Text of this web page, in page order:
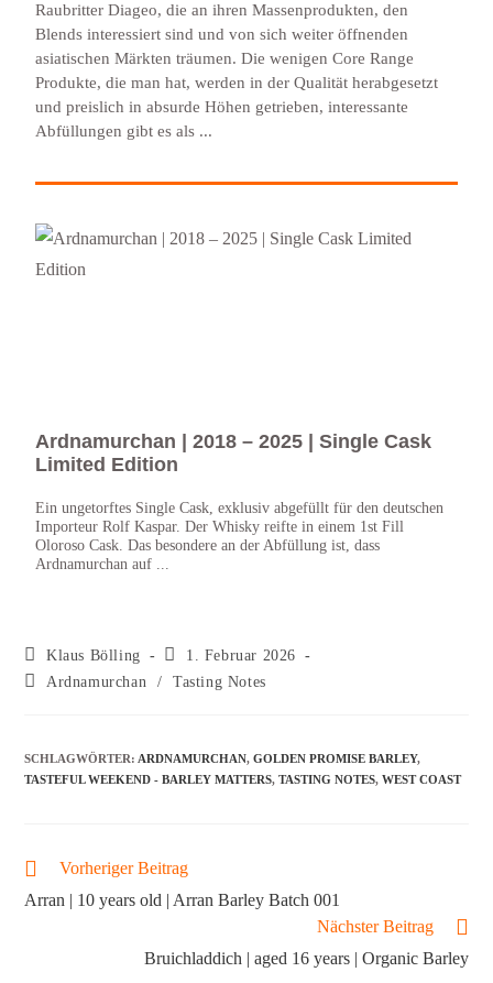
Raubritter Diageo, die an ihren Massenprodukten, den
Blends interessiert sind und von sich weiter öffnenden
asiatischen Märkten träumen. Die wenigen Core Range
Produkte, die man hat, werden in der Qualität herabgesetzt
und preislich in absurde Höhen getrieben, interessante
Abfüllungen gibt es als ...
Ardnamurchan | 2018 – 2025 | Single Cask
Limited Edition
Ein ungetorftes Single Cask, exklusiv abgefüllt für den deutschen
Importeur Rolf Kaspar. Der Whisky reifte in einem 1st Fill
Oloroso Cask. Das besondere an der Abfüllung ist, dass
Ardnamurchan auf ...
Klaus Bölling
1. Februar 2026
Ardnamurchan
/ Tasting Notes
SCHLAGWÖRTER: ARDNAMURCHAN, GOLDEN PROMISE BARLEY,
TASTEFUL WEEKEND - BARLEY MATTERS, TASTING NOTES, WEST COAST
Vorheriger Beitrag
Arran | 10 years old | Arran Barley Batch 001
Nächster Beitrag
Bruichladdich | aged 16 years | Organic Barley